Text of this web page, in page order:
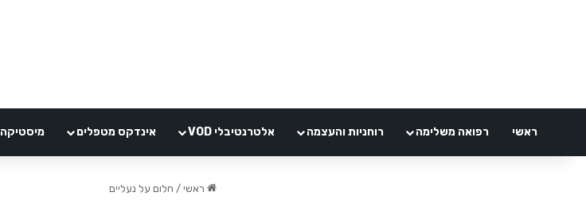
ראשי רפואה משלימה רוחניות והעצמה אלטרנטיבלי VOD אינדקס מטפלים מיסטיקה
ראשי / חלום על נעליים